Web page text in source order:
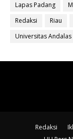
Lapas Padang
Redaksi
Riau
Universitas Andalas
Redaksi